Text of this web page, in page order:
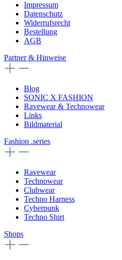
Impressum
Datenschutz
Widerrufsrecht
Bestellung
AGB
Partner & Hinweise
Blog
SONIC X FASHION
Ravewear & Technowear
Links
Bildmaterial
Fashion .series
Ravewear
Technowear
Clubwear
Techno Harness
Cyberpunk
Techno Shirt
Shops